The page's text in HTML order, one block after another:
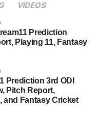
VIDEOS
Prediction
Playing 11, Fantasy
Prediction 3rd ODI
Pitch Report,
and Fantasy Cricket